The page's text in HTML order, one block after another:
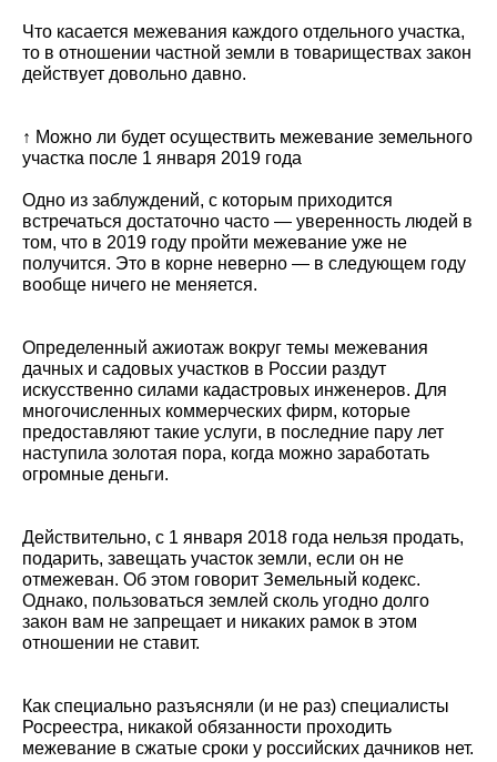
Что касается межевания каждого отдельного участка,
то в отношении частной земли в товариществах закон
действует довольно давно.
↑ Можно ли будет осуществить межевание земельного
участка после 1 января 2019 года
Одно из заблуждений, с которым приходится
встречаться достаточно часто — уверенность людей в
том, что в 2019 году пройти межевание уже не
получится. Это в корне неверно — в следующем году
вообще ничего не меняется.
Определенный ажиотаж вокруг темы межевания
дачных и садовых участков в России раздут
искусственно силами кадастровых инженеров. Для
многочисленных коммерческих фирм, которые
предоставляют такие услуги, в последние пару лет
наступила золотая пора, когда можно заработать
огромные деньги.
Действительно, с 1 января 2018 года нельзя продать,
подарить, завещать участок земли, если он не
отмежеван. Об этом говорит Земельный кодекс.
Однако, пользоваться землей сколь угодно долго
закон вам не запрещает и никаких рамок в этом
отношении не ставит.
Как специально разъясняли (и не раз) специалисты
Росреестра, никакой обязанности проходить
межевание в сжатые сроки у российских дачников нет.